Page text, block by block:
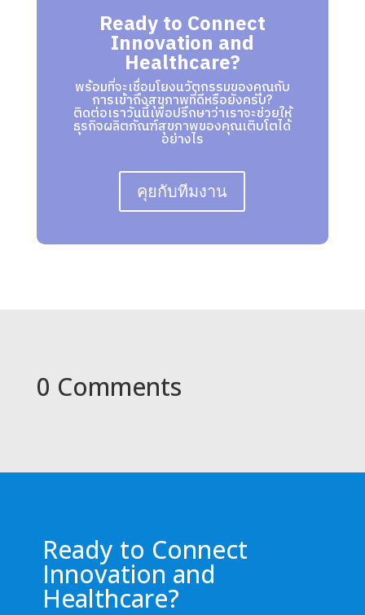
Ready to Connect
Innovation and
Healthcare?
พร้อมที่จะเชื่อมโยงนวัตกรรมของคุณกับ
การเข้าถึงสุขภาพที่ดีหรือยังครับ?
ติดต่อเราวันนี้เพื่อปรึกษาว่าเราจะช่วยให้
ธุรกิจผลิตภัณฑ์สุขภาพของคุณเติบโตได้
อย่างไร
คุยกับทีมงาน
0 Comments
Ready to Connect
Innovation and
Healthcare?